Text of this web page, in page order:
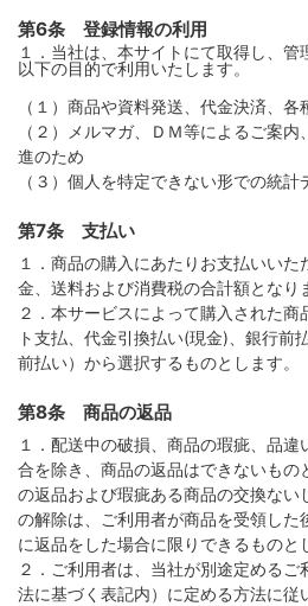
第6条 登録情報の利用
１．当社は、本サイトにて取得し、
以下の目的で利用いたします。
（１）商品や資料発送、代金決済、
（２）メルマガ、ＤＭ等によるご案
進のため
（３）個人を特定できない形での統
第7条 支払い
１．商品の購入にあたりお支払いい
金、送料および消費税の合計額となり
２．本サービスによって購入された商
ト支払、代金引換払い(現金)、銀行前
前払い）から選択するものとします。
第8条 商品の返品
１．配送中の破損、商品の瑕疵、品
合を除き、商品の返品はできない
の返品および瑕疵ある商品の交換ない
の解除は、ご利用者が商品を受領した
に返品をした場合に限りできるものと
２．ご利用者は、当社が別途定めるご
法に基づく表記内）に定める方法に従